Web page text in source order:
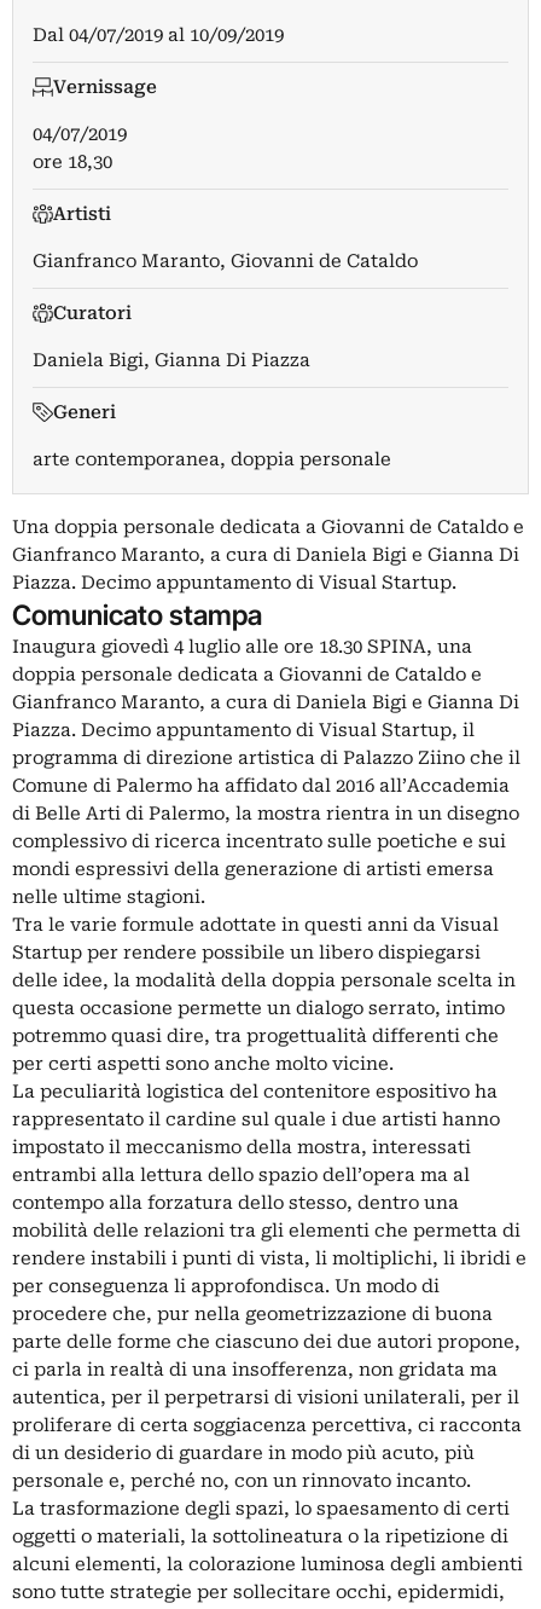
Dal 04/07/2019 al 10/09/2019
Vernissage
04/07/2019
ore 18,30
Artisti
Gianfranco Maranto, Giovanni de Cataldo
Curatori
Daniela Bigi, Gianna Di Piazza
Generi
arte contemporanea, doppia personale
Una doppia personale dedicata a Giovanni de Cataldo e
Gianfranco Maranto, a cura di Daniela Bigi e Gianna Di
Piazza. Decimo appuntamento di Visual Startup.
Comunicato stampa
Inaugura giovedì 4 luglio alle ore 18.30 SPINA, una
doppia personale dedicata a Giovanni de Cataldo e
Gianfranco Maranto, a cura di Daniela Bigi e Gianna Di
Piazza. Decimo appuntamento di Visual Startup, il
programma di direzione artistica di Palazzo Ziino che il
Comune di Palermo ha affidato dal 2016 all’Accademia
di Belle Arti di Palermo, la mostra rientra in un disegno
complessivo di ricerca incentrato sulle poetiche e sui
mondi espressivi della generazione di artisti emersa
nelle ultime stagioni.
Tra le varie formule adottate in questi anni da Visual
Startup per rendere possibile un libero dispiegarsi
delle idee, la modalità della doppia personale scelta in
questa occasione permette un dialogo serrato, intimo
potremmo quasi dire, tra progettualità differenti che
per certi aspetti sono anche molto vicine.
La peculiarità logistica del contenitore espositivo ha
rappresentato il cardine sul quale i due artisti hanno
impostato il meccanismo della mostra, interessati
entrambi alla lettura dello spazio dell’opera ma al
contempo alla forzatura dello stesso, dentro una
mobilità delle relazioni tra gli elementi che permetta di
rendere instabili i punti di vista, li moltiplichi, li ibridi e
per conseguenza li approfondisca. Un modo di
procedere che, pur nella geometrizzazione di buona
parte delle forme che ciascuno dei due autori propone,
ci parla in realtà di una insofferenza, non gridata ma
autentica, per il perpetrarsi di visioni unilaterali, per il
proliferare di certa soggiacenza percettiva, ci racconta
di un desiderio di guardare in modo più acuto, più
personale e, perché no, con un rinnovato incanto.
La trasformazione degli spazi, lo spaesamento di certi
oggetti o materiali, la sottolineatura o la ripetizione di
alcuni elementi, la colorazione luminosa degli ambienti
sono tutte strategie per sollecitare occhi, epidermidi,